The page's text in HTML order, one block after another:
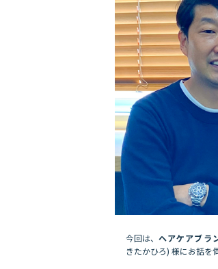
今回は、 ヘアケアブラ
きたかひろ) 様にお話を